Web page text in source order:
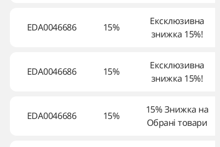
EDA0046686 15%
Ексклюзивна
знижка 15%!
EDA0046686 15%
Ексклюзивна
знижка 15%!
EDA0046686 15%
15% Знижка на
Обрані товари